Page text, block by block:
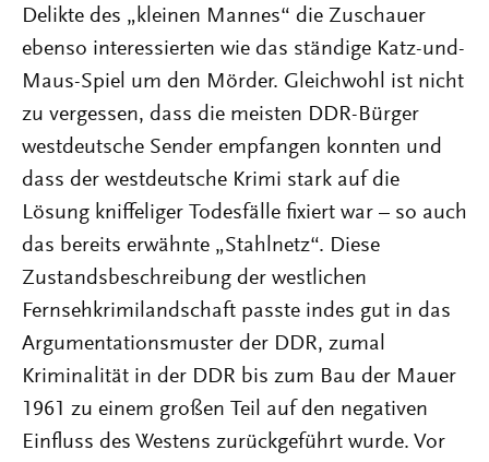
Delikte des „kleinen Mannes“ die Zuschauer
ebenso interessierten wie das ständige Katz-und-
Maus-Spiel um den Mörder. Gleichwohl ist nicht
zu vergessen, dass die meisten DDR-Bürger
westdeutsche Sender empfangen konnten und
dass der westdeutsche Krimi stark auf die
Lösung kniffeliger Todesfälle fixiert war – so auch
das bereits erwähnte „Stahlnetz“. Diese
Zustandsbeschreibung der westlichen
Fernsehkrimilandschaft passte indes gut in das
Argumentationsmuster der DDR, zumal
Kriminalität in der DDR bis zum Bau der Mauer
1961 zu einem großen Teil auf den negativen
Einfluss des Westens zurückgeführt wurde. Vor